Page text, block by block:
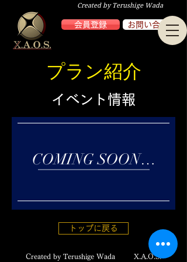
Created by Terushige Wada
お問い合わせ
会員登録
​プラン紹介
​イベント情報
COMING SOON…
トップに戻る
Created by Terushige Wada X.A.O.S.